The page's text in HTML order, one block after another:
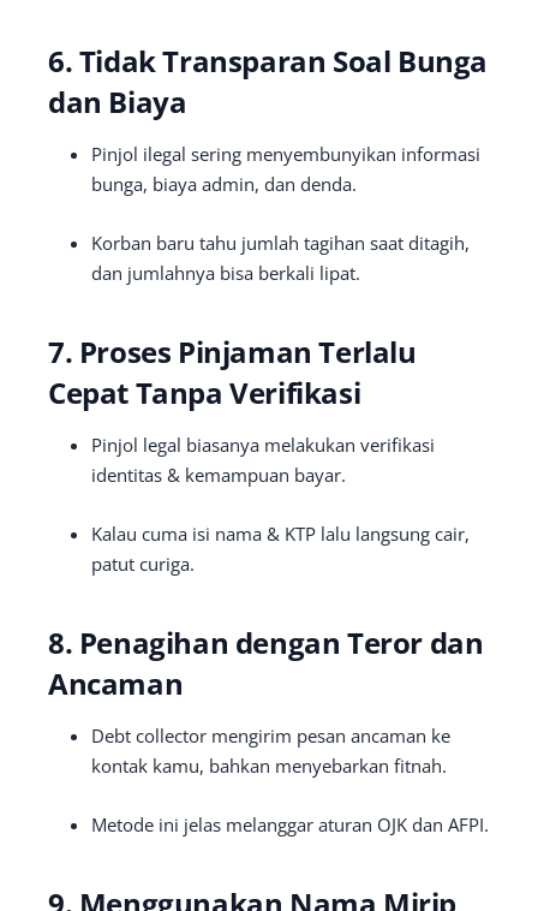
6. Tidak Transparan Soal Bunga
dan Biaya
Pinjol ilegal sering menyembunyikan informasi
bunga, biaya admin, dan denda.
Korban baru tahu jumlah tagihan saat ditagih,
dan jumlahnya bisa berkali lipat.
7. Proses Pinjaman Terlalu
Cepat Tanpa Verifikasi
Pinjol legal biasanya melakukan verifikasi
identitas & kemampuan bayar.
Kalau cuma isi nama & KTP lalu langsung cair,
patut curiga.
8. Penagihan dengan Teror dan
Ancaman
Debt collector mengirim pesan ancaman ke
kontak kamu, bahkan menyebarkan fitnah.
Metode ini jelas melanggar aturan OJK dan AFPI.